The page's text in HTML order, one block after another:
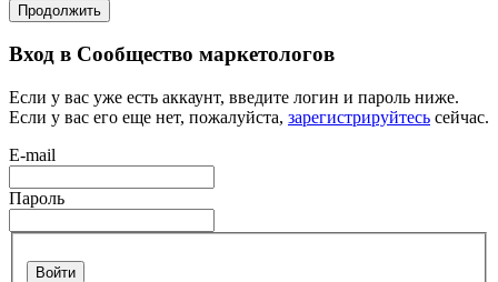
Продолжить
Вход в Сообщество маркетологов
Если у вас уже есть аккаунт, введите логин и пароль ниже.
Если у вас его еще нет, пожалуйста, зарегистрируйтесь сейчас.
E-mail
Пароль
Войти